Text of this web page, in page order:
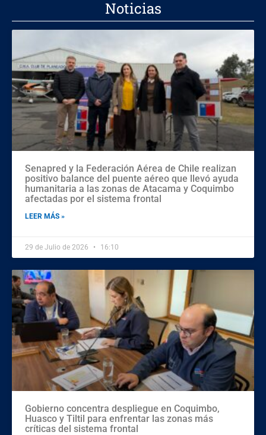
Noticias
Senapred y la Federación Aérea de Chile realizan
positivo balance del puente aéreo que llevó ayuda
humanitaria a las zonas de Atacama y Coquimbo
afectadas por el sistema frontal
LEER MÁS »
29 de Julio de 2026 16:10
Gobierno concentra despliegue en Coquimbo,
Huasco y Tiltil para enfrentar las zonas más
críticas del sistema frontal